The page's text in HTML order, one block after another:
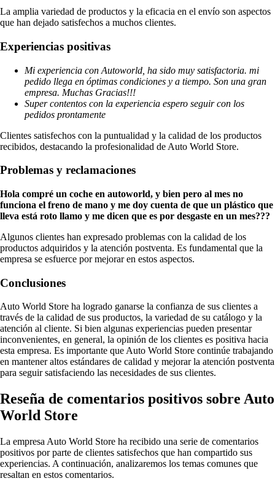
La amplia variedad de productos y la eficacia en el envío son aspectos
que han dejado satisfechos a muchos clientes.
Experiencias positivas
Mi experiencia con Autoworld, ha sido muy satisfactoria. mi
pedido llega en óptimas condiciones y a tiempo. Son una gran
empresa. Muchas Gracias!!!
Super contentos con la experiencia espero seguir con los
pedidos prontamente
Clientes satisfechos con la puntualidad y la calidad de los productos
recibidos, destacando la profesionalidad de Auto World Store.
Problemas y reclamaciones
Hola compré un coche en autoworld, y bien pero al mes no
funciona el freno de mano y me doy cuenta de que un plástico que
lleva está roto llamo y me dicen que es por desgaste en un mes???
Algunos clientes han expresado problemas con la calidad de los
productos adquiridos y la atención postventa. Es fundamental que la
empresa se esfuerce por mejorar en estos aspectos.
Conclusiones
Auto World Store ha logrado ganarse la confianza de sus clientes a
través de la calidad de sus productos, la variedad de su catálogo y la
atención al cliente. Si bien algunas experiencias pueden presentar
inconvenientes, en general, la opinión de los clientes es positiva hacia
esta empresa. Es importante que Auto World Store continúe trabajando
en mantener altos estándares de calidad y mejorar la atención postventa
para seguir satisfaciendo las necesidades de sus clientes.
Reseña de comentarios positivos sobre Auto
World Store
La empresa Auto World Store ha recibido una serie de comentarios
positivos por parte de clientes satisfechos que han compartido sus
experiencias. A continuación, analizaremos los temas comunes que
resaltan en estos comentarios.